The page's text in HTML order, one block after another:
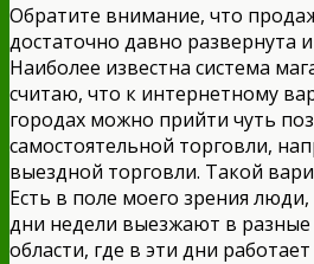
Обратите внимание, что
достаточно давно развернута
Наиболее известна система
считаю, что к интернетному
городах можно прийти чуть
самостоятельной торговли,
выездной торговли. Такой
Есть в поле моего зрения
дни недели выезжают в
области, где в эти дни